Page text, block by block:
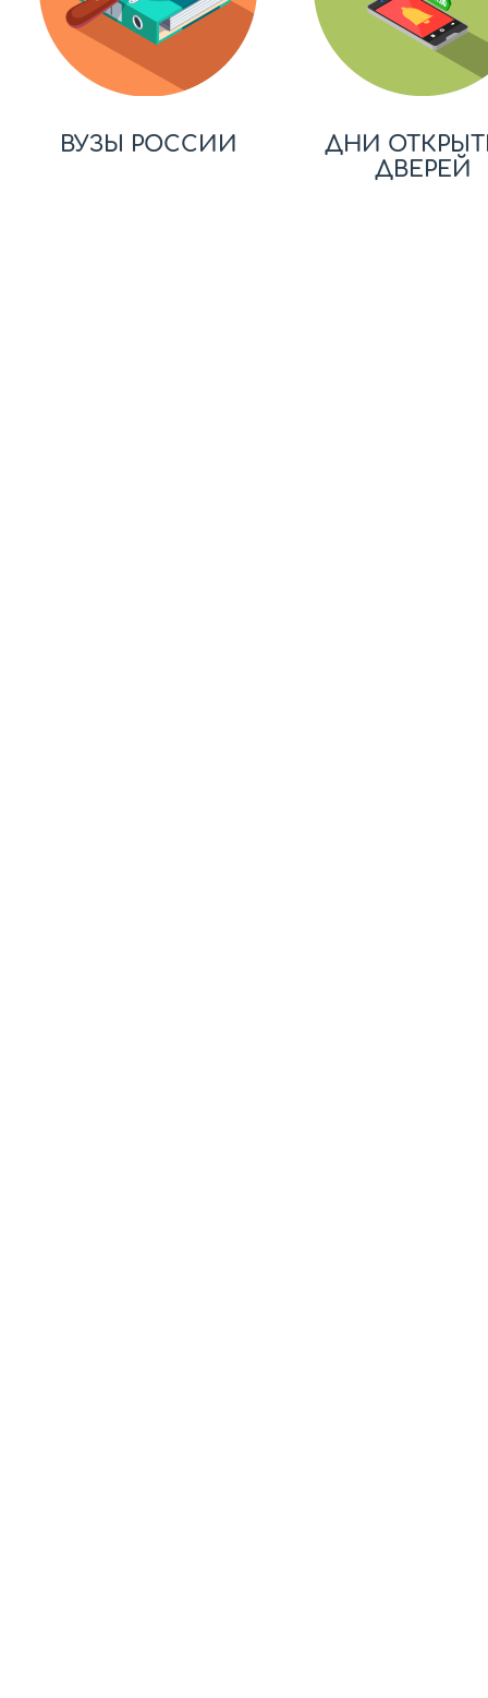
ВУЗЫ РОССИИ
ДНИ
ДВЕРЕЙ